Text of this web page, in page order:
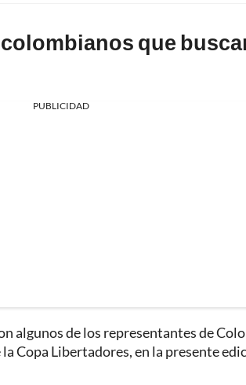
que
PUBLICIDAD
algunos de los representantes de
Copa Libertadores, en la presente